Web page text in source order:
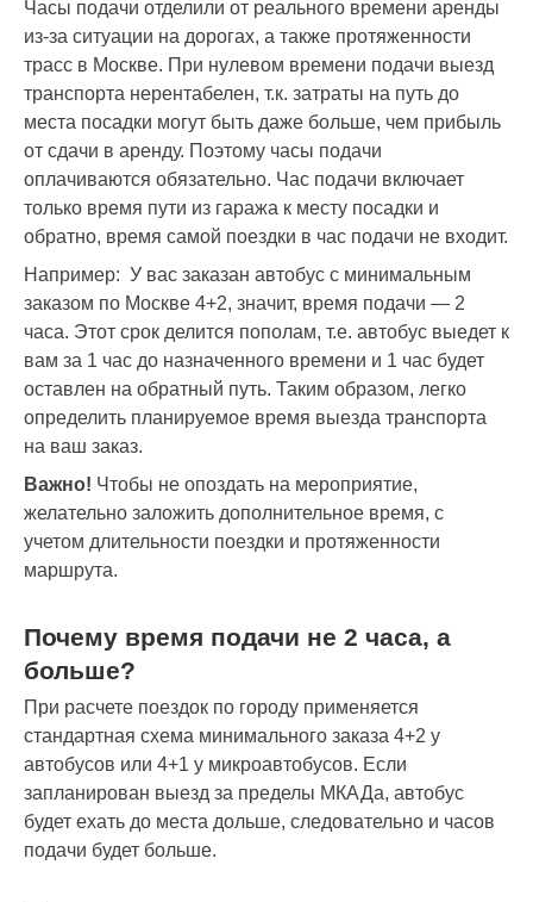
Часы подачи отделили от реального времени аренды
из-за ситуации на дорогах, а также протяженности
трасс в Москве. При нулевом времени подачи выезд
транспорта нерентабелен, т.к. затраты на путь до
места посадки могут быть даже больше, чем прибыль
от сдачи в аренду. Поэтому часы подачи
оплачиваются обязательно. Час подачи включает
только время пути из гаража к месту посадки и
обратно, время самой поездки в час подачи не входит.
Например: У вас заказан автобус с минимальным
заказом по Москве 4+2, значит, время подачи — 2
часа. Этот срок делится пополам, т.е. автобус выедет к
вам за 1 час до назначенного времени и 1 час будет
оставлен на обратный путь. Таким образом, легко
определить планируемое время выезда транспорта
на ваш заказ.
Важно! Чтобы не опоздать на мероприятие,
желательно заложить дополнительное время, с
учетом длительности поездки и протяженности
маршрута.
Почему время подачи не 2 часа, а
больше?
При расчете поездок по городу применяется
стандартная схема минимального заказа 4+2 у
автобусов или 4+1 у микроавтобусов. Если
запланирован выезд за пределы МКАДа, автобус
будет ехать до места дольше, следовательно и часов
подачи будет больше.